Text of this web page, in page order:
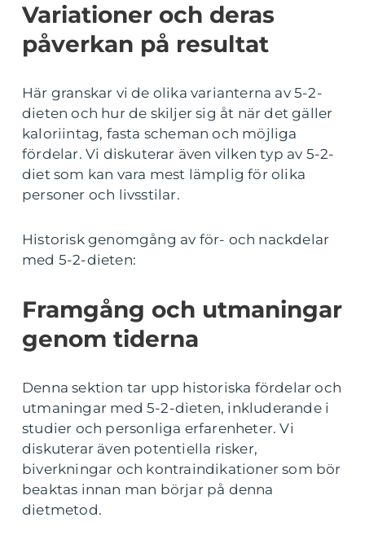
Variationer och deras
påverkan på resultat
Här granskar vi de olika varianterna av 5-2-
dieten och hur de skiljer sig åt när det gäller
kaloriintag, fasta scheman och möjliga
fördelar. Vi diskuterar även vilken typ av 5-2-
diet som kan vara mest lämplig för olika
personer och livsstilar.
Historisk genomgång av för- och nackdelar
med 5-2-dieten:
Framgång och utmaningar
genom tiderna
Denna sektion tar upp historiska fördelar och
utmaningar med 5-2-dieten, inkluderande i
studier och personliga erfarenheter. Vi
diskuterar även potentiella risker,
biverkningar och kontraindikationer som bör
beaktas innan man börjar på denna
dietmetod.